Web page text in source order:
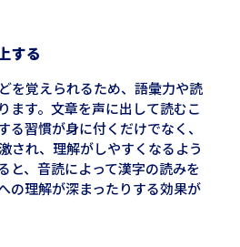
する
を覚えられるため、語彙力や読
ます。文章を声に出して読むこ
る習慣が身に付くだけでなく、
され、理解がしやすくなるよう
と、音読によって漢字の読みを
の理解が深まったりする効果が